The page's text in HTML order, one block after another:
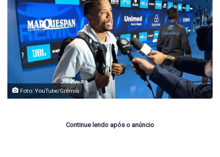
Foto: YouTube/Grêmio
Continue lendo após o anúncio